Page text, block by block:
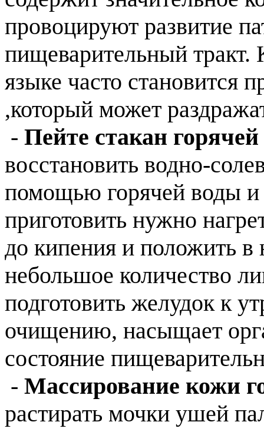
провоцируют развитие
пищеварительный тракт.
языке часто становится
,который может
- Пейте стакан
восстановить водно-
помощью горячей воды и
приготовить нужно
до кипения и положить
небольшое количество
подготовить желудок к
очищению, насыщает
состояние
- Массирование кожи
растирать мочки ушей